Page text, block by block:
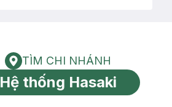
Tìm chi nhánh
TÌM CHI NHÁNH
Hệ thống Hasaki